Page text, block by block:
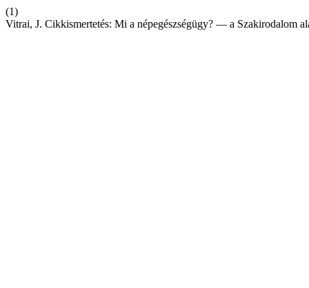
(1)
Vitrai, J. Cikkismertetés: Mi a népegészségügy? — a Szakirodalom